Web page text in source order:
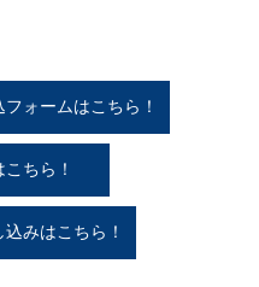
ォームはこちら！
ちら！
みはこちら！